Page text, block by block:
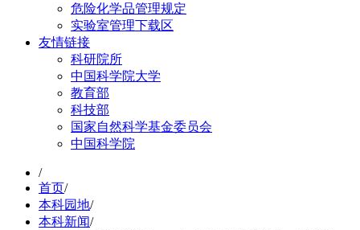
危险化学品管理规定
实验室管理下载区
友情链接
科研院所
中国科学院大学
教育部
科技部
国家自然科学基金委员会
中国科学院
/
首页/
本科园地/
本科新闻/